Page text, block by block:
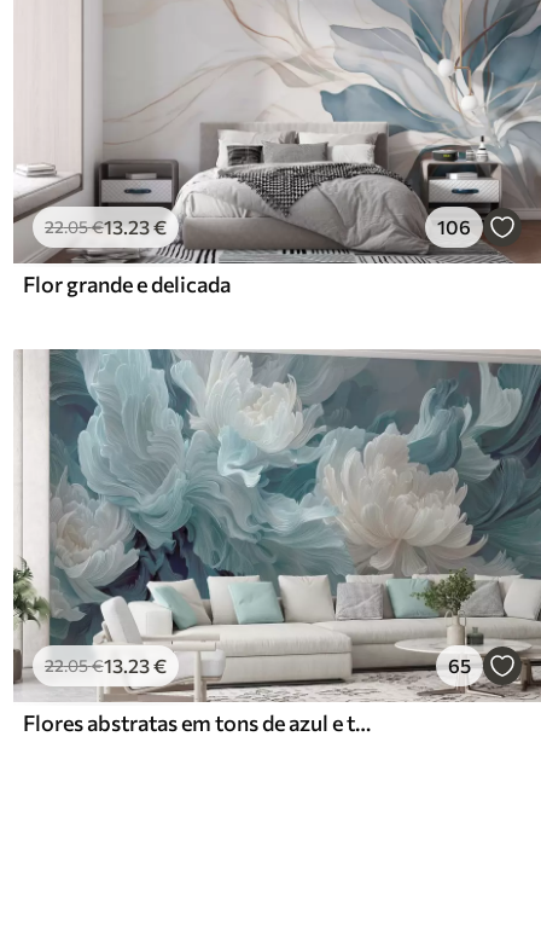
22.05€13.23€ 106
Flor grande e delicada
22.05€13.23€ 65
Flores abstratas em tons de azul e turquesa